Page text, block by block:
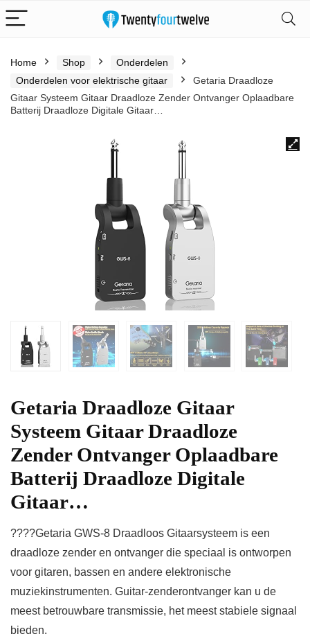
Home Shop
Onderdelen
Onderdelen voor elektrische gitaar
Getaria Draadloze
Gitaar Systeem Gitaar Draadloze Zender Ontvanger Oplaadbare
Batterij Draadloze Digitale Gitaar…
Getaria Draadloze Gitaar
Systeem Gitaar Draadloze
Zender Ontvanger Oplaadbare
Batterij Draadloze Digitale
Gitaar…
????Getaria GWS-8 Draadloos Gitaarsysteem is een
draadloze zender en ontvanger die speciaal is ontworpen
voor gitaren, bassen en andere elektronische
muziekinstrumenten. Guitar-zenderontvanger kan u de
meest betrouwbare transmissie, het meest stabiele signaal
bieden.